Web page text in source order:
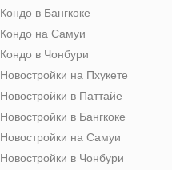
Кондо в Бангкоке
Кондо на Самуи
Кондо в Чонбури
Новостройки на Пхукете
Новостройки в Паттайе
Новостройки в Бангкоке
Новостройки на Самуи
Новостройки в Чонбури